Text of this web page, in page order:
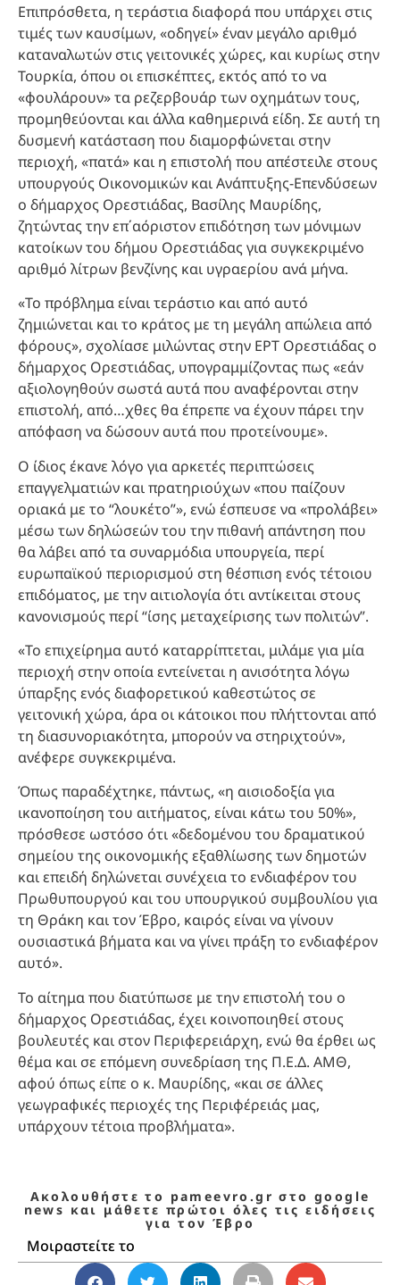
Επιπρόσθετα, η τεράστια διαφορά που υπάρχει στις
τιμές των καυσίμων, «οδηγεί» έναν μεγάλο αριθμό
καταναλωτών στις γειτονικές χώρες, και κυρίως στην
Τουρκία, όπου οι επισκέπτες, εκτός από το να
«φουλάρουν» τα ρεζερβουάρ των οχημάτων τους,
προμηθεύονται και άλλα καθημερινά είδη. Σε αυτή τη
δυσμενή κατάσταση που διαμορφώνεται στην
περιοχή, «πατά» και η επιστολή που απέστειλε στους
υπουργούς Οικονομικών και Ανάπτυξης-Επενδύσεων
ο δήμαρχος Ορεστιάδας, Βασίλης Μαυρίδης,
ζητώντας την επ΄αόριστον επιδότηση των μόνιμων
κατοίκων του δήμου Ορεστιάδας για συγκεκριμένο
αριθμό λίτρων βενζίνης και υγραερίου ανά μήνα.
«Το πρόβλημα είναι τεράστιο και από αυτό
ζημιώνεται και το κράτος με τη μεγάλη απώλεια από
φόρους», σχολίασε μιλώντας στην ΕΡΤ Ορεστιάδας ο
δήμαρχος Ορεστιάδας, υπογραμμίζοντας πως «εάν
αξιολογηθούν σωστά αυτά που αναφέρονται στην
επιστολή, από…χθες θα έπρεπε να έχουν πάρει την
απόφαση να δώσουν αυτά που προτείνουμε».
Ο ίδιος έκανε λόγο για αρκετές περιπτώσεις
επαγγελματιών και πρατηριούχων «που παίζουν
οριακά με το “λουκέτο”», ενώ έσπευσε να «προλάβει»
μέσω των δηλώσεών του την πιθανή απάντηση που
θα λάβει από τα συναρμόδια υπουργεία, περί
ευρωπαϊκού περιορισμού στη θέσπιση ενός τέτοιου
επιδόματος, με την αιτιολογία ότι αντίκειται στους
κανονισμούς περί “ίσης μεταχείρισης των πολιτών”.
«Το επιχείρημα αυτό καταρρίπτεται, μιλάμε για μία
περιοχή στην οποία εντείνεται η ανισότητα λόγω
ύπαρξης ενός διαφορετικού καθεστώτος σε
γειτονική χώρα, άρα οι κάτοικοι που πλήττονται από
τη διασυνοριακότητα, μπορούν να στηριχτούν»,
ανέφερε συγκεκριμένα.
Όπως παραδέχτηκε, πάντως, «η αισιοδοξία για
ικανοποίηση του αιτήματος, είναι κάτω του 50%»,
πρόσθεσε ωστόσο ότι «δεδομένου του δραματικού
σημείου της οικονομικής εξαθλίωσης των δημοτών
και επειδή δηλώνεται συνέχεια το ενδιαφέρον του
Πρωθυπουργού και του υπουργικού συμβουλίου για
τη Θράκη και τον Έβρο, καιρός είναι να γίνουν
ουσιαστικά βήματα και να γίνει πράξη το ενδιαφέρον
αυτό».
Το αίτημα που διατύπωσε με την επιστολή του ο
δήμαρχος Ορεστιάδας, έχει κοινοποιηθεί στους
βουλευτές και στον Περιφερειάρχη, ενώ θα έρθει ως
θέμα και σε επόμενη συνεδρίαση της Π.Ε.Δ. ΑΜΘ,
αφού όπως είπε ο κ. Μαυρίδης, «και σε άλλες
γεωγραφικές περιοχές της Περιφέρειάς μας,
υπάρχουν τέτοια προβλήματα».
Ακολουθήστε το pameevro.gr στο google
news και μάθετε πρώτοι όλες τις ειδήσεις
για τον Έβρο
Μοιραστείτε το